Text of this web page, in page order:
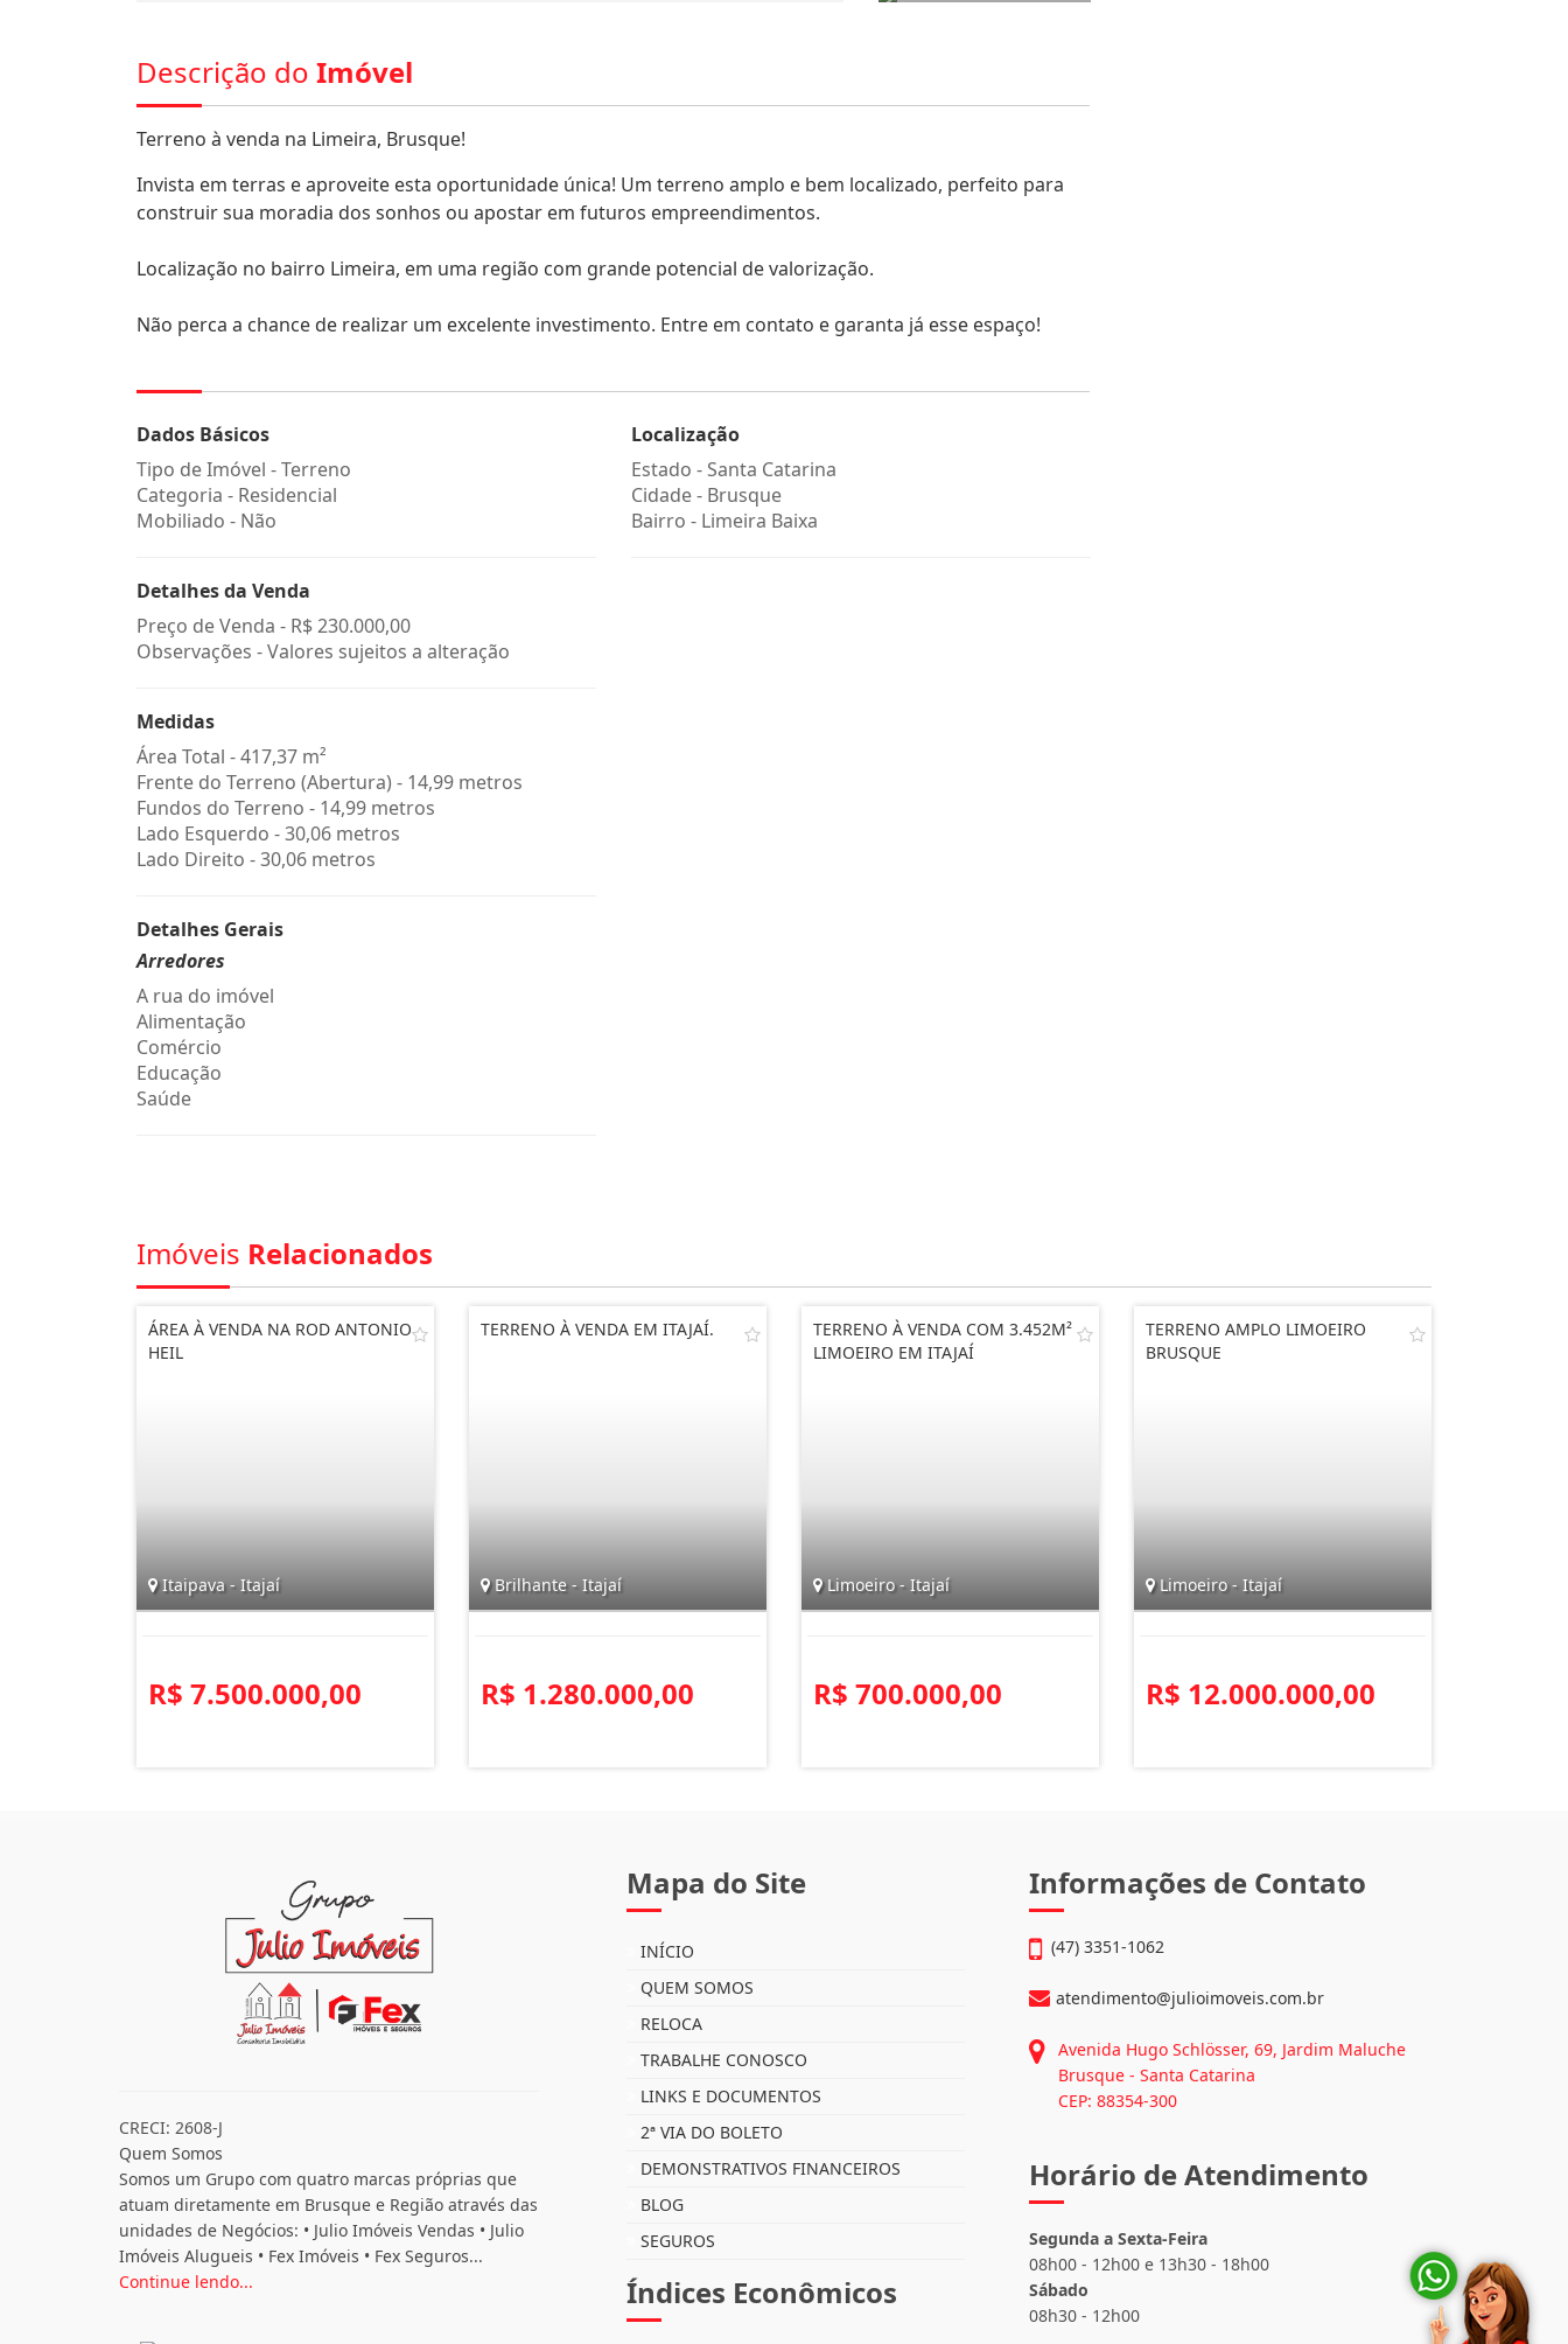
Descrição do Imóvel
Terreno à venda na Limeira, Brusque!
Invista em terras e aproveite esta oportunidade única! Um terreno amplo e bem localizado, perfeito para
construir sua moradia dos sonhos ou apostar em futuros empreendimentos.
Localização no bairro Limeira, em uma região com grande potencial de valorização.
Não perca a chance de realizar um excelente investimento. Entre em contato e garanta já esse espaço!
Dados Básicos
Tipo de Imóvel - Terreno
Categoria - Residencial
Mobiliado - Não
Detalhes da Venda
Preço de Venda - R$ 230.000,00
Observações - Valores sujeitos a alteração
Medidas
Área Total - 417,37 m²
Frente do Terreno (Abertura) - 14,99 metros
Fundos do Terreno - 14,99 metros
Lado Esquerdo - 30,06 metros
Lado Direito - 30,06 metros
Detalhes Gerais
Arredores
A rua do imóvel
Alimentação
Comércio
Educação
Saúde
Localização
Estado -Santa Catarina
Cidade - Brusque
Bairro - Limeira Baixa
Imóveis Relacionados
ÁREA À VENDA NA ROD ANTONIO
HEIL
Itaipava - Itajaí
R$ 7.500.000,00
TERRENO À VENDA EM ITAJAÍ.
Brilhante - Itajaí
R$ 1.280.000,00
TERRENO À VENDA COM 3.452M²
LIMOEIRO EM ITAJAÍ
Limoeiro - Itajaí
R$ 700.000,00
TERRENO AMPLO LIMOEIRO
BRUSQUE
Limoeiro - Itajaí
R$ 12.000.000,00
CRECI: 2608-J
Quem Somos
Somos um Grupo com quatro marcas próprias que
atuam diretamente em Brusque e Região através das
unidades de Negócios: • Julio Imóveis Vendas • Julio
Imóveis Alugueis • Fex Imóveis • Fex Seguros...
Continue lendo...
Mapa do Site
INÍCIO
QUEM SOMOS
RELOCA
TRABALHE CONOSCO
LINKS E DOCUMENTOS
2ª VIA DO BOLETO
DEMONSTRATIVOS FINANCEIROS
BLOG
SEGUROS
Índices Econômicos
Informações de Contato
(47) 3351-1062
atendimento@julioimoveis.com.br
Avenida Hugo Schlösser, 69, Jardim Maluche
Brusque - Santa Catarina
CEP: 88354-300
Horário de Atendimento
Segunda a Sexta-Feira
08h00 - 12h00 e 13h30 - 18h00
Sábado
08h30 - 12h00